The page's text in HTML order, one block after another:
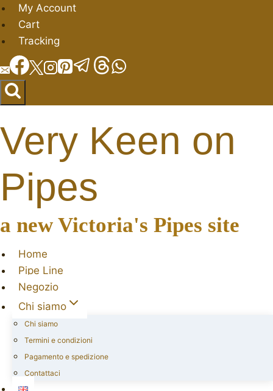
Salta
al
contenuto
My Account
Cart
Tracking
Very Keen on
Pipes
a new Victoria's Pipes site
Home
Pipe Line
Negozio
Chi siamo
Chi siamo
Termini e condizioni
Pagamento e spedizione
Contattaci